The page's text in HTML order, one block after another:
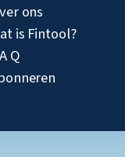
ons
is Fintool?
Q